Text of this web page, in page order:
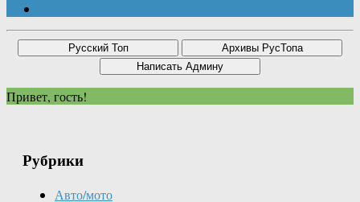
Привет, гость!
Рубрики
Авто/мото